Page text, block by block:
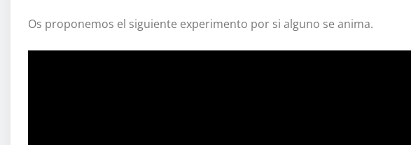
Os proponemos el siguiente experimento por si alguno se anima.